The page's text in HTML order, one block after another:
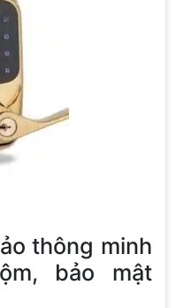
thông minh
bảo mật